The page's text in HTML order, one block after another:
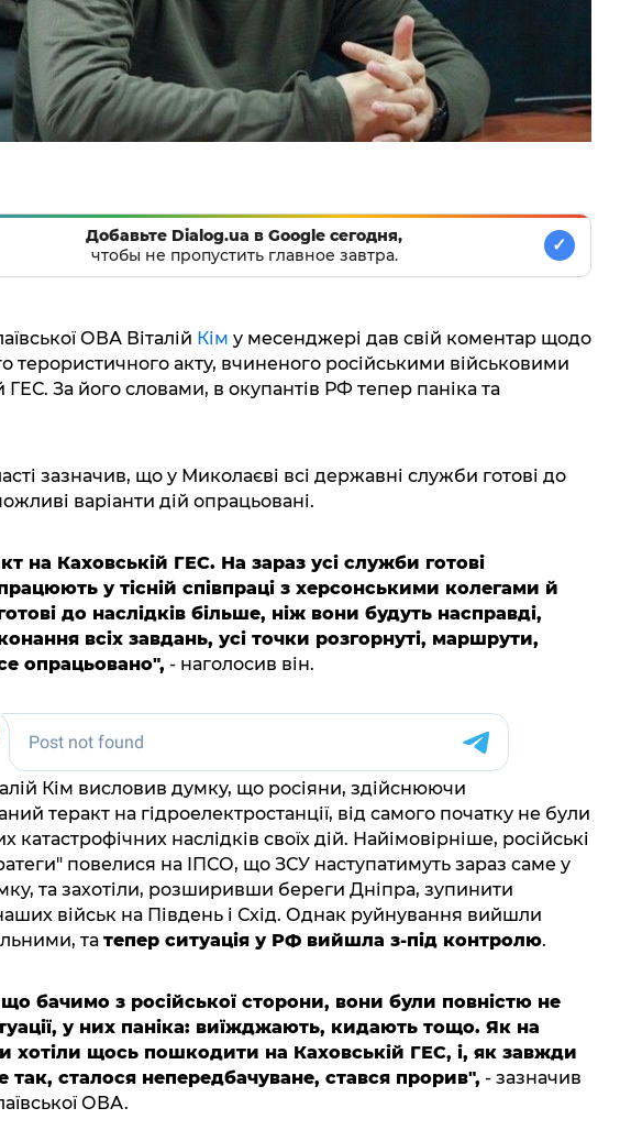
Добавьте Dialog.ua в Google сегодня,
чтобы не пропустить главное завтра.
✓
ОВА Віталій Кім у месенджері дав свій коментар щодо
терористичного акту, вчиненого російськими військовими
ГЕС. За його словами, в окупантів РФ тепер паніка та
зазначив, що у Миколаєві всі державні служби готові до
варіанти дій опрацьовані.
на Каховській ГЕС. На зараз усі служби готові
у тісній співпраці з херсонськими колегами й
до наслідків більше, ніж вони будуть насправді,
всіх завдань, усі точки розгорнуті, маршрути,
опрацьовано", - наголосив він.
Кім висловив думку, що росіяни, здійснюючи
теракт на гідроелектростанції, від самого початку не були
катастрофічних наслідків своїх дій. Найімовірніше, російські
повелися на ІПСО, що ЗСУ наступатимуть зараз саме у
та захотіли, розширивши береги Дніпра, зупинити
військ на Південь і Схід. Однак руйнування вийшли
та тепер ситуація у РФ вийшла з-під контролю.
бачимо з російської сторони, вони були повністю не
у них паніка: виїжджають, кидають тощо. Як на
хотіли щось пошкодити на Каховській ГЕС, і, як завжди
так, сталося непередбачуване, стався прорив", - зазначив
ОВА.